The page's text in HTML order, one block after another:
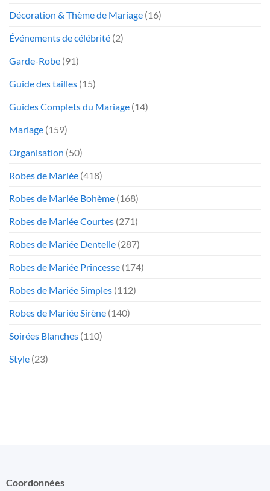
Décoration & Thème de Mariage (16)
Événements de célébrité (2)
Garde-Robe (91)
Guide des tailles (15)
Guides Complets du Mariage (14)
Mariage (159)
Organisation (50)
Robes de Mariée (418)
Robes de Mariée Bohème (168)
Robes de Mariée Courtes (271)
Robes de Mariée Dentelle (287)
Robes de Mariée Princesse (174)
Robes de Mariée Simples (112)
Robes de Mariée Sirène (140)
Soirées Blanches (110)
Style (23)
Coordonnées